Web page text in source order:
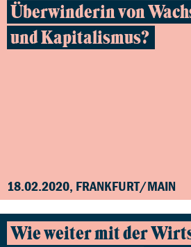
Überwinderin von
und Kapitalismus?
18.02.2020, FRANKFURT/MAIN
Wie weiter mit der